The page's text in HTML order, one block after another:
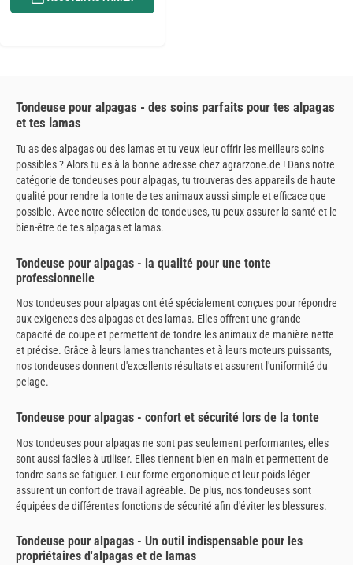
Tondeuse pour alpagas - des soins parfaits pour tes alpagas
et tes lamas
Tu as des alpagas ou des lamas et tu veux leur offrir les meilleurs soins
possibles ? Alors tu es à la bonne adresse chez agrarzone.de ! Dans notre
catégorie de tondeuses pour alpagas, tu trouveras des appareils de haute
qualité pour rendre la tonte de tes animaux aussi simple et efficace que
possible. Avec notre sélection de tondeuses, tu peux assurer la santé et le
bien-être de tes alpagas et lamas.
Tondeuse pour alpagas - la qualité pour une tonte
professionnelle
Nos tondeuses pour alpagas ont été spécialement conçues pour répondre
aux exigences des alpagas et des lamas. Elles offrent une grande
capacité de coupe et permettent de tondre les animaux de manière nette
et précise. Grâce à leurs lames tranchantes et à leurs moteurs puissants,
nos tondeuses donnent d'excellents résultats et assurent l'uniformité du
pelage.
Tondeuse pour alpagas - confort et sécurité lors de la tonte
Nos tondeuses pour alpagas ne sont pas seulement performantes, elles
sont aussi faciles à utiliser. Elles tiennent bien en main et permettent de
tondre sans se fatiguer. Leur forme ergonomique et leur poids léger
assurent un confort de travail agréable. De plus, nos tondeuses sont
équipées de différentes fonctions de sécurité afin d'éviter les blessures.
Tondeuse pour alpagas - Un outil indispensable pour les
propriétaires d'alpagas et de lamas